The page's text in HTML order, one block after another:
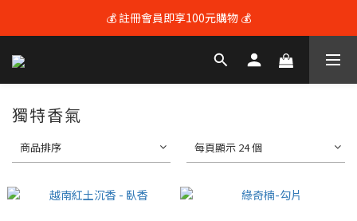
💰 註冊會員即享100元購物 💰
💰 註冊會員即享100元購物 💰
🚚 全館滿$3600享免運（限本島) 🚚
獨特香氣
商品排序 每頁顯示 24 個